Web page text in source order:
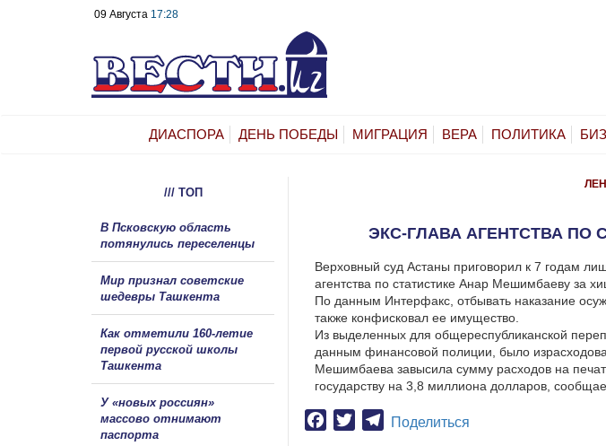
09 Августа 17:28
ДИАСПОРА ДЕНЬ ПОБЕДЫ МИГРАЦИЯ ВЕРА ПОЛИТИКА
ЭКС-ГЛАВА АГЕНТСТВА ПО
Верховный суд Астаны приговорил к 7 годам
агентства по статистике Анар Мешимбаеву за
По данным Интерфакс, отбывать наказание
также конфисковал ее имущество.
Из выделенных для общереспубликанской
данным финансовой полиции, было
Мешимбаева завысила сумму расходов на
государству на 3,8 миллиона долларов,
Facebook
TwitterTelegram
Поделиться
/// ТОП
В Псковскую область
потянулись переселенцы
Мир признал советские
шедевры Ташкента
Как отметили 160-летие
первой русской школы
Ташкента
У «новых россиян»
массово отнимают
паспорта